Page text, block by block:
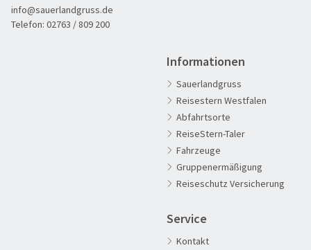
Advents-, Weihnachts- & Silvesterreisen
info@sauerlandgruss.de
Telefon: 02763 / 809 200
Informationen
Sauerlandgruss
Reisestern Westfalen
Abfahrtsorte
ReiseStern-Taler
Fahrzeuge
Gruppenermäßigung
Reiseschutz Versicherung
Service
Kontakt